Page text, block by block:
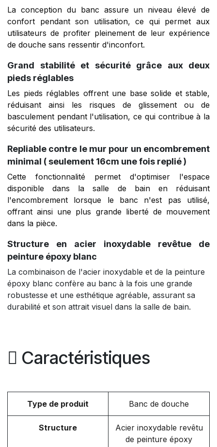
La conception du banc assure un niveau élevé de
confort pendant son utilisation, ce qui permet aux
utilisateurs de profiter pleinement de leur expérience
de douche sans ressentir d'inconfort.
Grand stabilité et sécurité grâce aux deux
pieds réglables
Les pieds réglables offrent une base solide et stable,
réduisant ainsi les risques de glissement ou de
basculement pendant l'utilisation, ce qui contribue à la
sécurité des utilisateurs.
Repliable contre le mur pour un encombrement
minimal ( seulement 16cm une fois replié )
Cette fonctionnalité permet d'optimiser l'espace
disponible dans la salle de bain en réduisant
l'encombrement lorsque le banc n'est pas utilisé,
offrant ainsi une plus grande liberté de mouvement
dans la pièce.
Structure en acier inoxydable revêtue de
peinture époxy blanc
La combinaison de l'acier inoxydable et de la peinture
époxy blanc confère au banc à la fois une grande
robustesse et une esthétique agréable, assurant sa
durabilité et son attrait visuel dans la salle de bain.
Caractéristiques
Type de produit Banc de douche
Structure
Acier inoxydable revêtu
de peinture époxy